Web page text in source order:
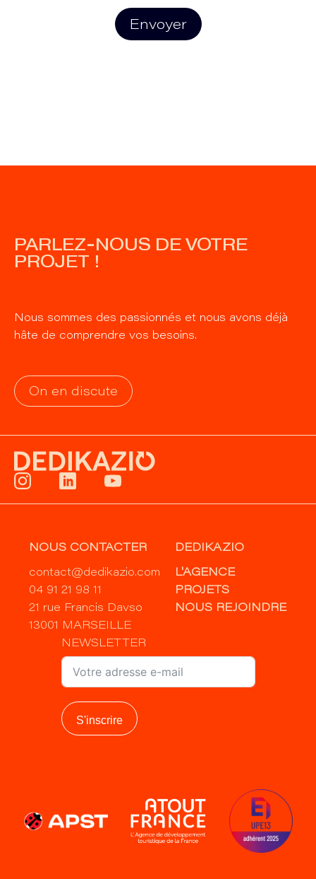
Envoyer
PARLEZ-NOUS DE VOTRE
PROJET !
Nous sommes des passionnés et nous avons déjà
hâte de comprendre vos besoins.
On en discute
NOUS CONTACTER
contact@dedikazio.com
04 91 21 98 11
21 rue Francis Davso
13001 MARSEILLE
DEDIKAZIO
L'AGENCE
PROJETS
NOUS REJOINDRE
NEWSLETTER
S'inscrire